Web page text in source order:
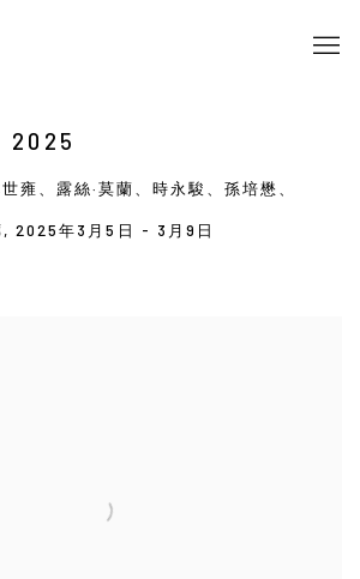
2025
雍、露絲·莫蘭、時永駿、孫培懋、
2025年3月5日 - 3月9日